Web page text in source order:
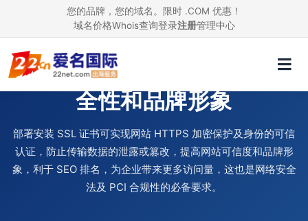
您的品牌，您的域名。限时 .COM 优惠！
域名价格Whois查询登录注册管理中心
使用 SSL 证书，提升网站安
全性和品牌形象
部署安装 SSL 证书可实现网站 HTTPS 加密保护及身份的可信
认证，防止传输数据的泄露或篡改，提高网站可信度和品牌形
象，利于 SEO 排名，为企业带来更多访问量，这也是网络安全
法及 PCI 合规性的必备要求。